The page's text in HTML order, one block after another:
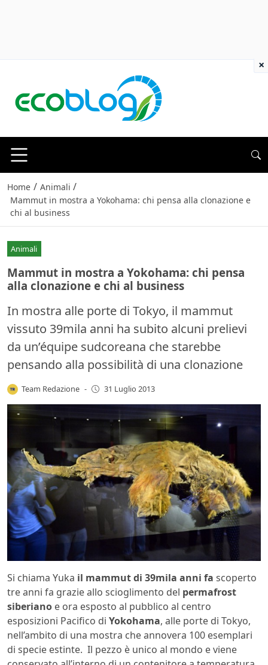
Home / Animali /
Mammut in mostra a Yokohama: chi pensa alla clonazione e
chi al business
Animali
Mammut in mostra a Yokohama: chi pensa
alla clonazione e chi al business
In mostra alle porte di Tokyo, il mammut
vissuto 39mila anni ha subito alcuni prelievi
da un’équipe sudcoreana che starebbe
pensando alla possibilità di una clonazione
Team Redazione - 31 Luglio 2013
Si chiama Yuka il mammut di 39mila anni fa scoperto
tre anni fa grazie allo scioglimento del permafrost
siberiano e ora esposto al pubblico al centro
esposizioni Pacifico di Yokohama, alle porte di Tokyo,
nell’ambito di una mostra che annovera 100 esemplari
di specie estinte. Il pezzo è unico al mondo e viene
×